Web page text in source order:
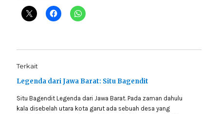
Terkait
Legenda dari Jawa Barat: Situ Bagendit
Situ Bagendit Legenda dari Jawa Barat. Pada zaman dahulu
kala disebelah utara kota garut ada sebuah desa yang